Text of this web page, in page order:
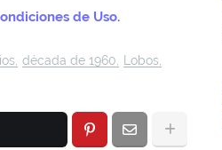
de Uso.
década de 1960
Lobos